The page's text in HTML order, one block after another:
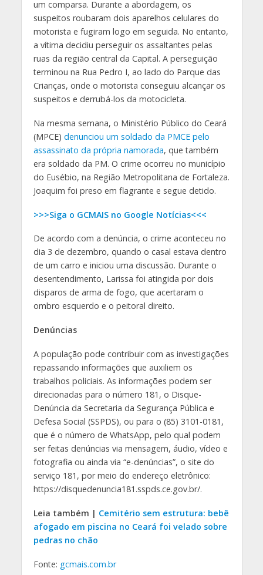
um comparsa. Durante a abordagem, os
suspeitos roubaram dois aparelhos celulares do
motorista e fugiram logo em seguida. No entanto,
a vítima decidiu perseguir os assaltantes pelas
ruas da região central da Capital. A perseguição
terminou na Rua Pedro I, ao lado do Parque das
Crianças, onde o motorista conseguiu alcançar os
suspeitos e derrubá-los da motocicleta.
Na mesma semana, o Ministério Público do Ceará
(MPCE) denunciou um soldado da PMCE pelo
assassinato da própria namorada, que também
era soldado da PM. O crime ocorreu no município
do Eusébio, na Região Metropolitana de Fortaleza.
Joaquim foi preso em flagrante e segue detido.
>>>Siga o GCMAIS no Google Notícias<<<
De acordo com a denúncia, o crime aconteceu no
dia 3 de dezembro, quando o casal estava dentro
de um carro e iniciou uma discussão. Durante o
desentendimento, Larissa foi atingida por dois
disparos de arma de fogo, que acertaram o
ombro esquerdo e o peitoral direito.
Denúncias
A população pode contribuir com as investigações
repassando informações que auxiliem os
trabalhos policiais. As informações podem ser
direcionadas para o número 181, o Disque-
Denúncia da Secretaria da Segurança Pública e
Defesa Social (SSPDS), ou para o (85) 3101-0181,
que é o número de WhatsApp, pelo qual podem
ser feitas denúncias via mensagem, áudio, vídeo e
fotografia ou ainda via “e-denúncias”, o site do
serviço 181, por meio do endereço eletrônico:
https://disquedenuncia181.sspds.ce.gov.br/.
Leia também | Cemitério sem estrutura: bebê
afogado em piscina no Ceará foi velado sobre
pedras no chão
Fonte: gcmais.com.br